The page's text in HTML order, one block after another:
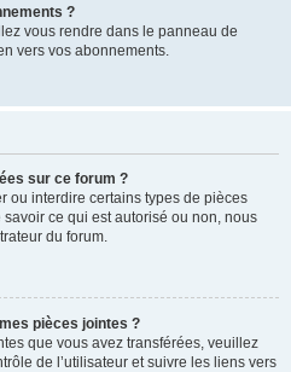
?
vous rendre dans le panneau de
vers vos abonnements.
sur ce forum ?
ou interdire certains types de pièces
ce qui est autorisé ou non, nous
du forum.
pièces jointes ?
que vous avez transférées, veuillez
de l’utilisateur et suivre les liens vers